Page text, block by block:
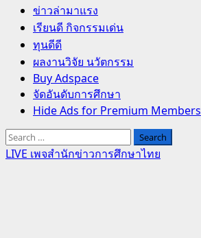
Primary
Menu
ข่าวล่ามาแรง
เรียนดี กิจกรรมเด่น
ทุนดีดี
ผลงานวิจัย นวัตกรรม
Buy Adspace
จัดอันดับการศึกษา
Hide Ads for Premium Members
Search
for:
LIVE เพจสำนักข่าวการศึกษาไทย